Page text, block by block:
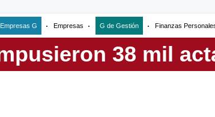
Empresas G Empresas G de Gestión Finanzas